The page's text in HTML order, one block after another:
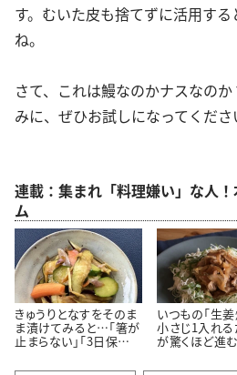
す。むいた皮も捨てずに活用す
ね。
さて、これは鰻なのかナスなの
みに、ぜひお試しになってくださ
連載：集まれ「料理嫌い」な人
ム
きゅうりとなすをそのま
ま漬けてみると…「箸が
止まらない」「3日保存で
いつもの「生姜
小さじ1入れる
が驚くほど進